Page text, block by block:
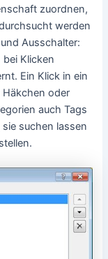
zuordnen,
werden
Ausschalter:
Klicken
Ein Klick in ein
oder
auch Tags
suchen lassen